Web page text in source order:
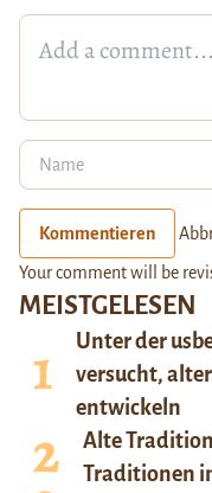
MEISTGELESEN
Unter der
versucht,
entwickeln
Alte
Traditionen
Kommentieren
Your comment will be